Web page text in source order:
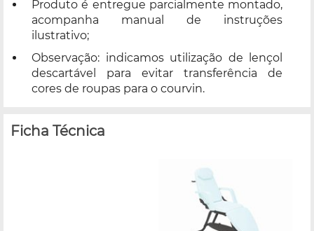
Produto é entregue parcialmente montado,
acompanha manual de instruções
ilustrativo;
Observação: indicamos utilização de lençol
descartável para evitar transferência de
cores de roupas para o courvin.
Ficha Técnica